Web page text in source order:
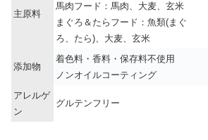
主原料
馬肉フード：馬肉、大麦、玄米
まぐろ＆たらフード：魚類(まぐ
ろ、たら)、大麦、玄米
添加物
着色料・香料・保存料不使用
ノンオイルコーティング
アレルゲ
ン
グルテンフリー